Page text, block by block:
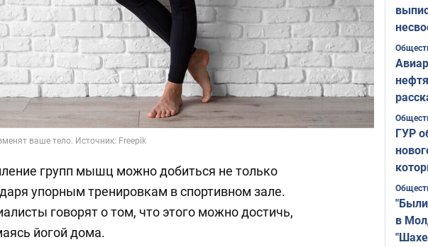
ваше тело. Источник: Freepik
групп мышц можно добиться не только
упорным тренировкам в спортивном зале.
говорят о том, что этого можно достичь,
йогой дома.
ГУР
в